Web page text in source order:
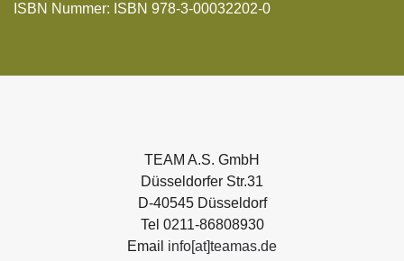
ISBN N ummer: ISBN 978-3-00032202-0
TEAM A.S. GmbH
Düsseldorfer Str.31
D-40545 Düsseldorf
Tel 0211-86808930
Email info[at]teamas.de